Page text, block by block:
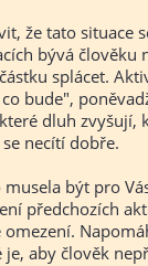
že tato
bývá
splácet.
bude",
dluh zvyšují,
necítí dobře.
být pro
předchozích
aby člověk